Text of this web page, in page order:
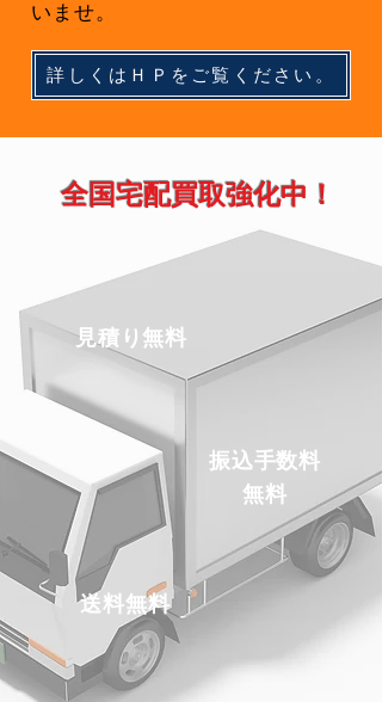
いませ。
詳しくはＨＰをご覧ください。
全国宅配買取強化中！
見積り無料
振込手数料
​無料
送料無料